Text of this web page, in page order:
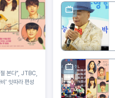
본다", JTBC,
' 잇따라 편성